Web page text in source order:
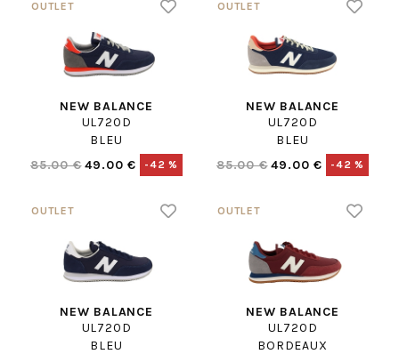
NEW BALANCE
UL720D
BLEU
85.00 € 49.00 € -42 %
NEW BALANCE
UL720D
BLEU
85.00 € 49.00 € -42 %
NEW BALANCE
UL720D
BLEU
NEW BALANCE
UL720D
BORDEAUX